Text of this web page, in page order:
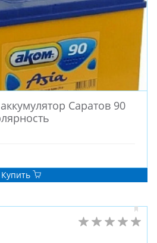
АВТО
Саратов 90
Купить